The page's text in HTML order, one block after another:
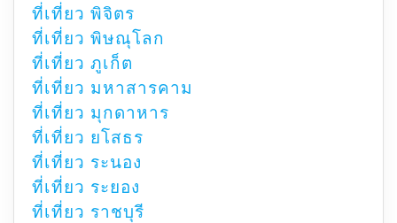
ที่เที่ยว พิจิตร
ที่เที่ยว พิษณุโลก
ที่เที่ยว ภูเก็ต
ที่เที่ยว มหาสารคาม
ที่เที่ยว มุกดาหาร
ที่เที่ยว ยโสธร
ที่เที่ยว ระนอง
ที่เที่ยว ระยอง
ที่เที่ยว ราชบุรี